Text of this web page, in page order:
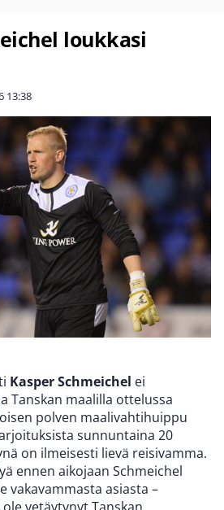
loukkasi
13:38
Kasper Schmeichel ei
Tanskan maalilla ottelussa
polven maalivahtihuippu
sunnuntaina 20
on ilmeisesti lievä reisivamma.
ennen aikojaan Schmeichel
vakavammasta asiasta –